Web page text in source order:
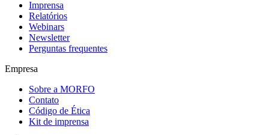
Imprensa
Relatórios
Webinars
Newsletter
Perguntas frequentes
Empresa
Sobre a MORFO
Contato
Código de Ética
Kit de imprensa